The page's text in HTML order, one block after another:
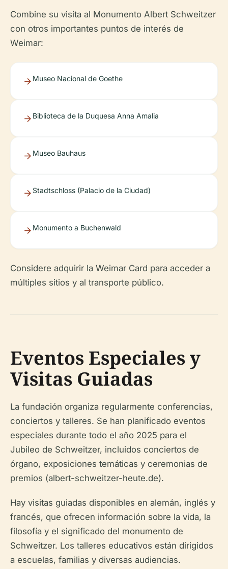
Combine su visita al Monumento Albert Schweitzer
con otros importantes puntos de interés de
Weimar:
Museo Nacional de Goethe
Biblioteca de la Duquesa Anna Amalia
Museo Bauhaus
Stadtschloss (Palacio de la Ciudad)
Monumento a Buchenwald
Considere adquirir la Weimar Card para acceder a
múltiples sitios y al transporte público.
Eventos Especiales y
Visitas Guiadas
La fundación organiza regularmente conferencias,
conciertos y talleres. Se han planificado eventos
especiales durante todo el año 2025 para el
Jubileo de Schweitzer, incluidos conciertos de
órgano, exposiciones temáticas y ceremonias de
premios (albert-schweitzer-heute.de).
Hay visitas guiadas disponibles en alemán, inglés y
francés, que ofrecen información sobre la vida, la
filosofía y el significado del monumento de
Schweitzer. Los talleres educativos están dirigidos
a escuelas, familias y diversas audiencias.